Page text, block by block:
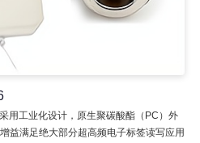
用工业化设计，原生聚碳酸酯（PC）外
益满足绝大部分超高频电子标签读写应用